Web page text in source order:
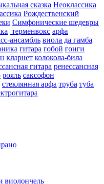
сказка Неоклассика
Рождественский
Симфонические шедевры
терменвокс арфа
ансамбль виола да гамба
гитара гобой гонги
кларнет колокола-била
гитара ренессансная
рояль саксофон
стеклянная арфа труба туба
виолончель